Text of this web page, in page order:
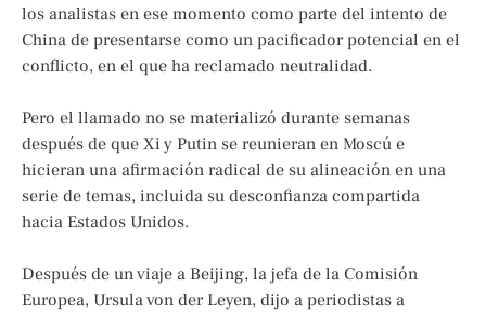
los analistas en ese momento como parte del intento de
China de presentarse como un pacificador potencial en el
conflicto, en el que ha reclamado neutralidad.
Pero el llamado no se materializó durante semanas
después de que Xi y Putin se reunieran en Moscú e
hicieran una afirmación radical de su alineación en una
serie de temas, incluida su desconfianza compartida
hacia Estados Unidos.
Después de un viaje a Beijing, la jefa de la Comisión
Europea, Ursula von der Leyen, dijo a periodistas a